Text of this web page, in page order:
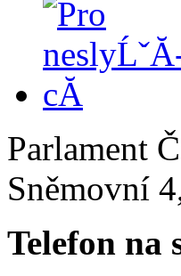
Parlament
Sněmovní
Telefon na